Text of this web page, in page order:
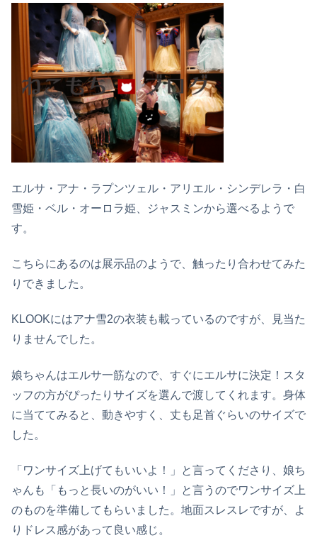
エルサ・アナ・ラプンツェル・アリエル・シンデレラ・白
雪姫・ベル・オーロラ姫、ジャスミンから選べるようで
す。
こちらにあるのは展示品のようで、触ったり合わせてみた
りできました。
KLOOKにはアナ雪2の衣装も載っているのですが、見当た
りませんでした。
娘ちゃんはエルサ一筋なので、すぐにエルサに決定！スタ
ッフの方がぴったりサイズを選んで渡してくれます。身体
に当ててみると、動きやすく、丈も足首ぐらいのサイズで
した。
「ワンサイズ上げてもいいよ！」と言ってくださり、娘ち
ゃんも「もっと長いのがいい！」と言うのでワンサイズ上
のものを準備してもらいました。地面スレスレですが、よ
りドレス感があって良い感じ。